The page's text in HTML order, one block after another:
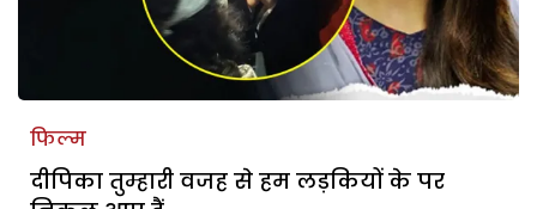
फिल्म
दीपिका तुम्हारी वजह से हम लड़कियों के पर